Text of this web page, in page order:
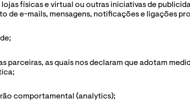
físicas e virtual ou outras iniciativas de
de e-mails, mensagens, notificações e ligações
parceiras, as quais nos declaram que adotam
comportamental (analytics);